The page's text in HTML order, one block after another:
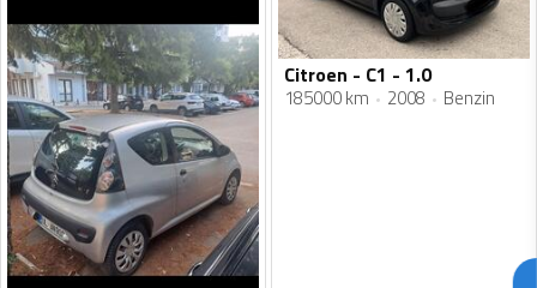
Citroen - C1 - 1.0
185000 km 2008 Benzin